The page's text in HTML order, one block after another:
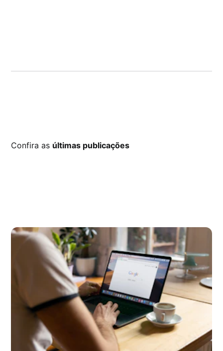
Confira as últimas publicações